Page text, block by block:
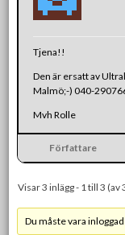
Tjena!!
Den är ersatt av
Malmö;-) 040-
Mvh Rolle
Författare
Visar 3 inlägg - 1 till 3 (av
Du måste vara